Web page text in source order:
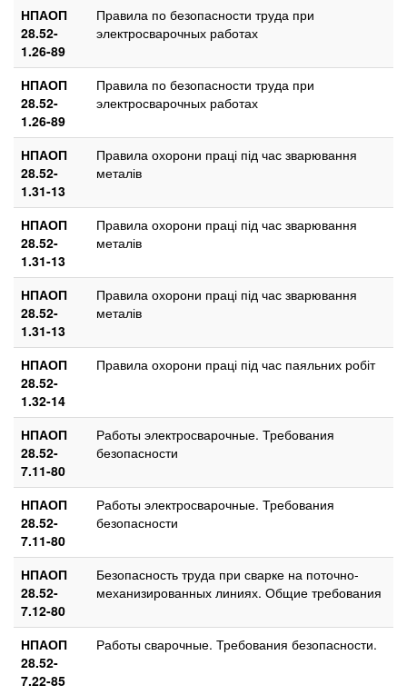
НПАОП
28.52-
1.26-89
Правила по безопасности труда при
электросварочных работах
НПАОП
28.52-
1.26-89
Правила по безопасности труда при
электросварочных работах
НПАОП
28.52-
1.31-13
Правила охорони праці під час зварювання
металів
НПАОП
28.52-
1.31-13
Правила охорони праці під час зварювання
металів
НПАОП
28.52-
1.31-13
Правила охорони праці під час зварювання
металів
НПАОП
28.52-
1.32-14
Правила охорони праці під час паяльних робіт
НПАОП
28.52-
7.11-80
Работы электросварочные. Требования
безопасности
НПАОП
28.52-
7.11-80
Работы электросварочные. Требования
безопасности
НПАОП
28.52-
7.12-80
Безопасность труда при сварке на поточно-
механизированных линиях. Общие требования
НПАОП
28.52-
7.22-85
Работы сварочные. Требования безопасности.